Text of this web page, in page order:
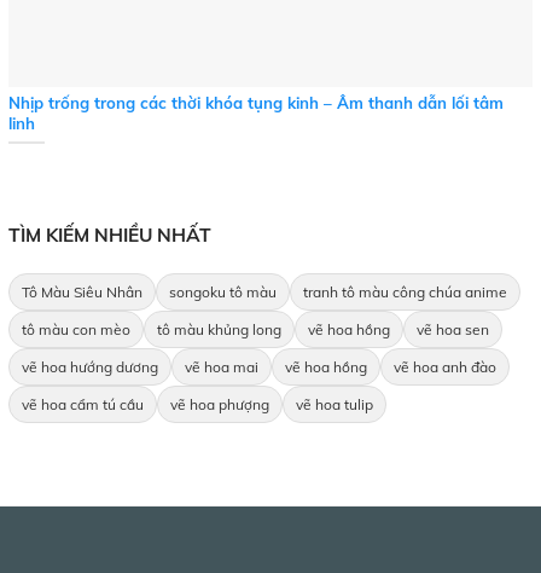
Nhịp trống trong các thời khóa tụng kinh – Âm thanh dẫn lối tâm
linh
TÌM KIẾM NHIỀU NHẤT
Tô Màu Siêu Nhân songoku tô màu tranh tô màu công chúa anime
tô màu con mèo tô màu khủng long vẽ hoa hồng vẽ hoa sen
vẽ hoa hướng dương vẽ hoa mai vẽ hoa hồng vẽ hoa anh đào
vẽ hoa cẩm tú cầu vẽ hoa phượng vẽ hoa tulip